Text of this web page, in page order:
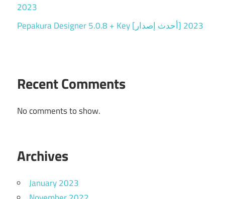
2023
Pepakura Designer 5.0.8 + Key [أحدث إصدار] 2023
Recent Comments
No comments to show.
Archives
January 2023